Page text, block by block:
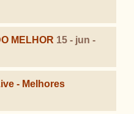
MELHOR 15 - jun -
- Melhores